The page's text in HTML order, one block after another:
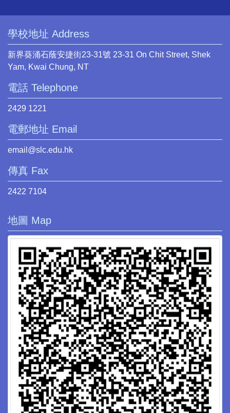
學校地址 Address
新界葵涌石蔭安捷街23-31號 23-31 On Chit Street, Shek
Yam, Kwai Chung, NT
電話 Telephone
2429 1221
電郵地址 Email
email@slc.edu.hk
傳真 Fax
2422 7104
地圖 Map